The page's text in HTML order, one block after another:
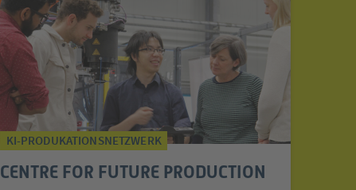
KI-PRODUKATIONSNETZWERK
CENTRE FOR FUTURE PRODUCTION